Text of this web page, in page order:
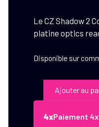
Le CZ Shadow 2
platine optics
Disponible sur
quantitéAjouter au
Paiement